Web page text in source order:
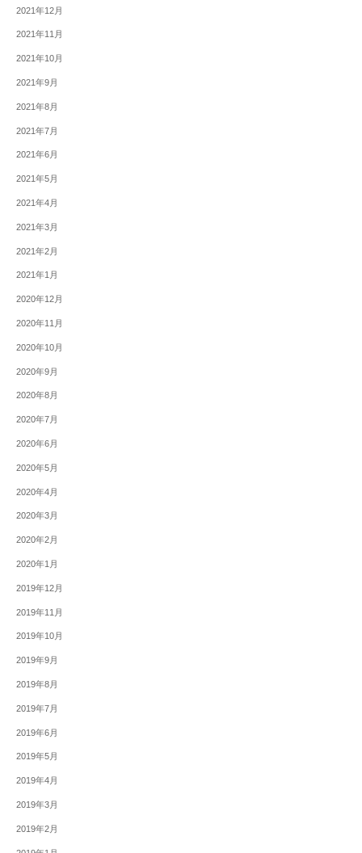
2021年12月
2021年11月
2021年10月
2021年9月
2021年8月
2021年7月
2021年6月
2021年5月
2021年4月
2021年3月
2021年2月
2021年1月
2020年12月
2020年11月
2020年10月
2020年9月
2020年8月
2020年7月
2020年6月
2020年5月
2020年4月
2020年3月
2020年2月
2020年1月
2019年12月
2019年11月
2019年10月
2019年9月
2019年8月
2019年7月
2019年6月
2019年5月
2019年4月
2019年3月
2019年2月